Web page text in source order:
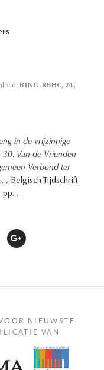
BTNG-RBHC, 24,
in de vrijzinnige
Van de Vrienden
Verbond ter
, Belgisch Tijdschrift
pp. .
NIEUWSTE
VAN